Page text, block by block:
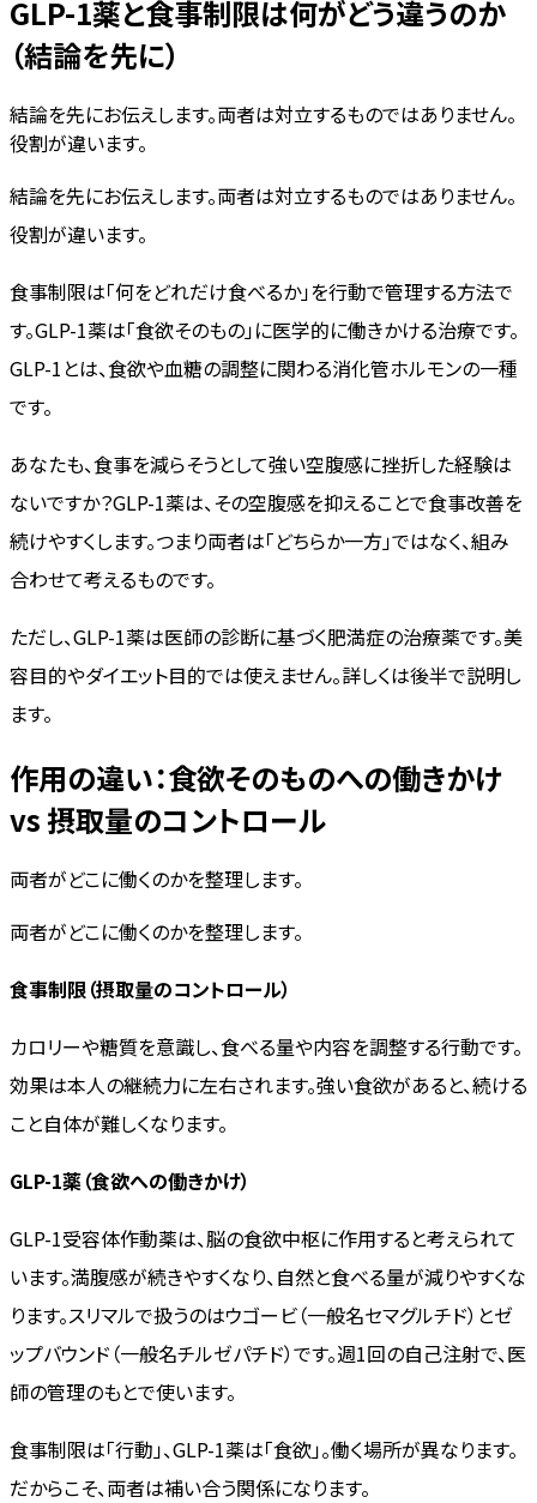
GLP-1薬と食事制限は何がどう違うのか
（結論を先に）
結論を先にお伝えします。両者は対立するものではありません。
役割が違います。
結論を先にお伝えします。両者は対立するものではありません。
役割が違います。
食事制限は「何をどれだけ食べるか」を行動で管理する方法で
す。GLP-1薬は「食欲そのもの」に医学的に働きかける治療です。
GLP-1とは、食欲や血糖の調整に関わる消化管ホルモンの一種
です。
あなたも、食事を減らそうとして強い空腹感に挫折した経験は
ないですか？GLP-1薬は、その空腹感を抑えることで食事改善を
続けやすくします。つまり両者は「どちらか一方」ではなく、組み
合わせて考えるものです。
ただし、GLP-1薬は医師の診断に基づく肥満症の治療薬です。美
容目的やダイエット目的では使えません。詳しくは後半で説明し
ます。
作用の違い：食欲そのものへの働きかけ
vs 摂取量のコントロール
両者がどこに働くのかを整理します。
両者がどこに働くのかを整理します。
食事制限（摂取量のコントロール）
カロリーや糖質を意識し、食べる量や内容を調整する行動です。
効果は本人の継続力に左右されます。強い食欲があると、続ける
こと自体が難しくなります。
GLP-1薬（食欲への働きかけ）
GLP-1受容体作動薬は、脳の食欲中枢に作用すると考えられて
います。満腹感が続きやすくなり、自然と食べる量が減りやすくな
ります。スリマルで扱うのはウゴービ（一般名セマグルチド）とゼ
ップバウンド（一般名チルゼパチド）です。週1回の自己注射で、医
師の管理のもとで使います。
食事制限は「行動」、GLP-1薬は「食欲」。働く場所が異なります。
だからこそ、両者は補い合う関係になります。